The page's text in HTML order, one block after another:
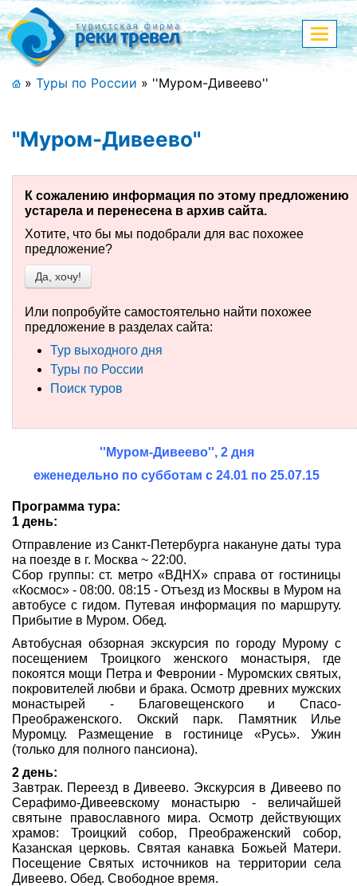
Меню
+7 (911) 182-44-68
Полная версия сайта
Главная
Спецпредложения
Праздничные туры
Страны и направления
Поиск тура
Туры по России
Авиабилеты
Туристическая страховка
Услуги
О компании
Отзывы
меню
» Туры по России » ''Муром-Дивеево''
''Муром-Дивеево''
К сожалению информация по этому предложению
устарела и перенесена в архив сайта.
Хотите, что бы мы подобрали для вас похожее
предложение?
Да, хочу!
Или попробуйте самостоятельно найти похожее
предложение в разделах сайта:
Тур выходного дня
Туры по России
Поиск туров
''Муром-Дивеево'', 2 дня
еженедельно по субботам с 24.01 по 25.07.15
Программа тура:
1 день:
Отправление из Санкт-Петербурга накануне даты тура
на поезде в г. Москва ~ 22:00.
Сбор группы: ст. метро «ВДНХ» справа от гостиницы
«Космос» - 08:00. 08:15 - Отъезд из Москвы в Муром на
автобусе с гидом. Путевая информация по маршруту.
Прибытие в Муром. Обед.
Автобусная обзорная экскурсия по городу Мурому с
посещением Троицкого женского монастыря, где
покоятся мощи Петра и Февронии - Муромских святых,
покровителей любви и брака. Осмотр древних мужских
монастырей - Благовещенского и Спасо-
Преображенского. Окский парк. Памятник Илье
Муромцу. Размещение в гостинице «Русь». Ужин
(только для полного пансиона).
2 день:
Завтрак. Переезд в Дивеево. Экскурсия в Дивеево по
Серафимо-Дивеевскому монастырю - величайшей
святыне православного мира. Осмотр действующих
храмов: Троицкий собор, Преображенский собор,
Казанская церковь. Святая канавка Божьей Матери.
Посещение Святых источников на территории села
Дивеево. Обед. Свободное время.